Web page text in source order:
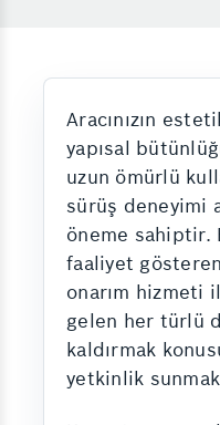
Aracınızın
yapısal
uzun ömürlü
sürüş deneyimi
öneme sahiptir.
faaliyet
onarım hizmeti
gelen her türlü
kaldırmak
yetkinlik